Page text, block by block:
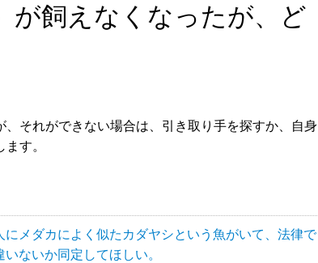
が飼えなくなったが、ど
それができない場合は、引き取り手を探すか、自身
す。
メダカによく似たカダヤシという魚がいて、法律で
ないか同定してほしい。